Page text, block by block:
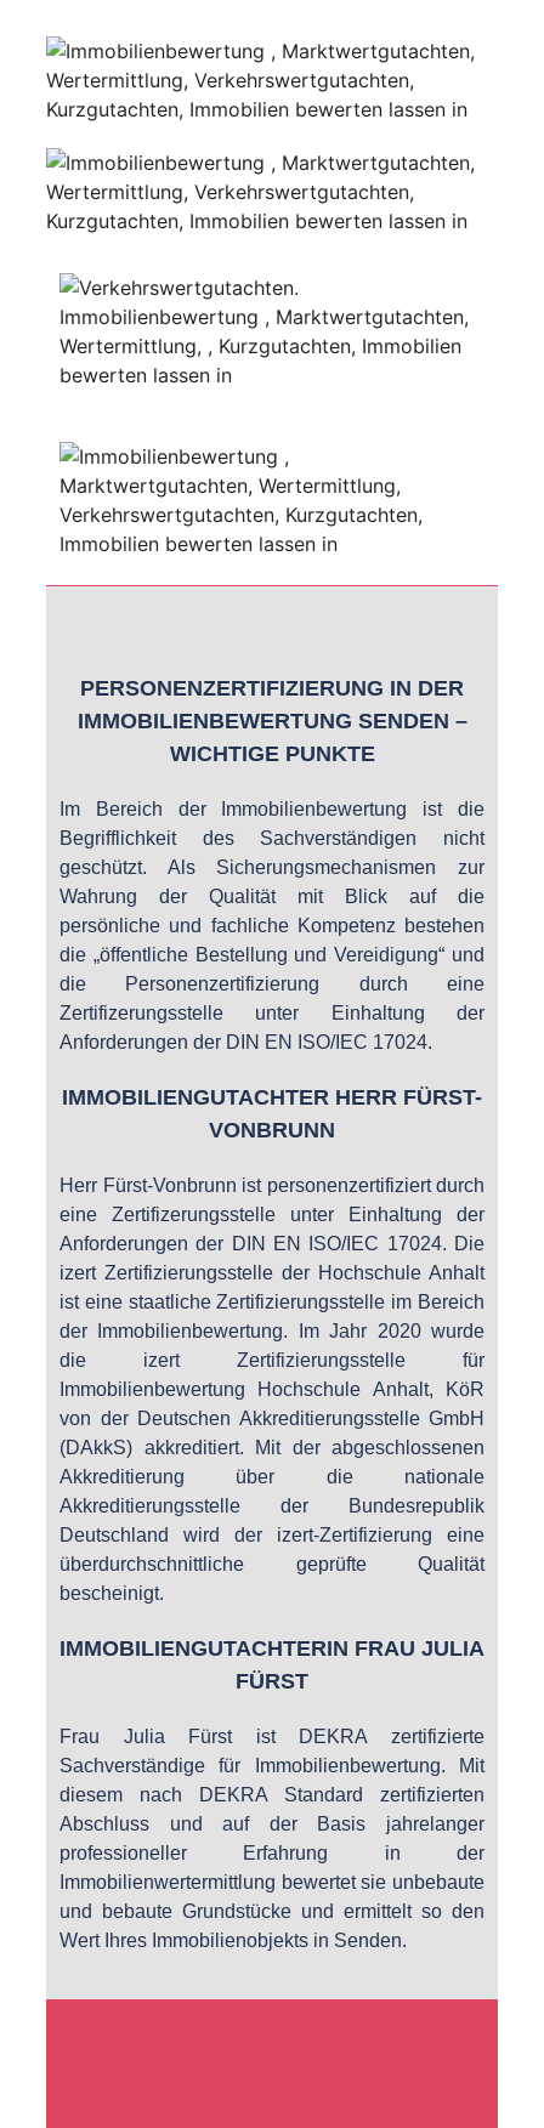
PERSONENZERTIFIZIERUNG IN DER
IMMOBILIENBEWERTUNG SENDEN –
WICHTIGE PUNKTE
Im Bereich der Immobilienbewertung ist die
Begrifflichkeit des Sachverständigen nicht
geschützt. Als Sicherungsmechanismen zur
Wahrung der Qualität mit Blick auf die
persönliche und fachliche Kompetenz bestehen
die „öffentliche Bestellung und Vereidigung“ und
die Personenzertifizierung durch eine
Zertifizerungsstelle unter Einhaltung der
Anforderungen der DIN EN ISO/IEC 17024.
IMMOBILIENGUTACHTER HERR FÜRST-
VONBRUNN
Herr Fürst-Vonbrunn ist personenzertifiziert durch
eine Zertifizerungsstelle unter Einhaltung der
Anforderungen der DIN EN ISO/IEC 17024. Die
izert Zertifizierungsstelle der Hochschule Anhalt
ist eine staatliche Zertifizierungsstelle im Bereich
der Immobilienbewertung. Im Jahr 2020 wurde
die izert Zertifizierungsstelle für
Immobilienbewertung Hochschule Anhalt, KöR
von der Deutschen Akkreditierungsstelle GmbH
(DAkkS) akkreditiert. Mit der abgeschlossenen
Akkreditierung über die nationale
Akkreditierungsstelle der Bundesrepublik
Deutschland wird der izert-Zertifizierung eine
überdurchschnittliche geprüfte Qualität
bescheinigt.
IMMOBILIENGUTACHTERIN FRAU JULIA
FÜRST
Frau Julia Fürst ist DEKRA zertifizierte
Sachverständige für Immobilienbewertung. Mit
diesem nach DEKRA Standard zertifizierten
Abschluss und auf der Basis jahrelanger
professioneller Erfahrung in der
Immobilienwertermittlung bewertet sie unbebaute
und bebaute Grundstücke und ermittelt so den
Wert Ihres Immobilienobjekts in Senden.